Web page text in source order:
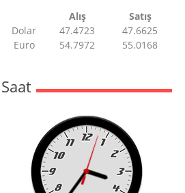
Alış
Satış
Dolar
47.4723
47.6625
Euro
54.7972 55.0168
Saat